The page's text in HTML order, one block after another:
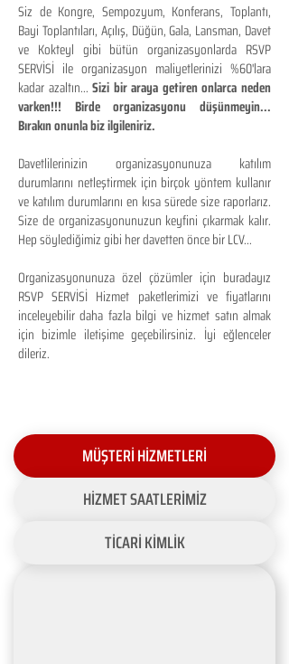
Siz de Kongre, Sempozyum, Konferans, Toplantı,
Bayi Toplantıları, Açılış, Düğün, Gala, Lansman, Davet
ve Kokteyl gibi bütün organizasyonlarda RSVP
SERVİSİ ile organizasyon maliyetlerinizi %60'lara
kadar azaltın...Sizi bir araya getiren onlarca neden
varken!!! Birde organizasyonu düşünmeyin...
Bırakın onunla biz ilgileniriz.
Davetlilerinizin organizasyonunuza katılım
durumlarını netleştirmek için birçok yöntem kullanır
ve katılım durumlarını en kısa sürede size raporlarız.
Size de organizasyonunuzun keyfini çıkarmak kalır.
Hep söylediğimiz gibi her davetten önce bir LCV...
Organizasyonunuza özel çözümler için buradayız
RSVP SERVİSİ Hizmet paketlerimizi ve fiyatlarını
inceleyebilir daha fazla bilgi ve hizmet satın almak
için bizimle iletişime geçebilirsiniz. İyi eğlenceler
dileriz.
MÜŞTERİ HİZMETLERİ
HİZMET SAATLERİMİZ
TİCARİ KİMLİK